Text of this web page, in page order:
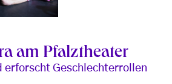
am Pfalztheater
erforscht Geschlechterrollen